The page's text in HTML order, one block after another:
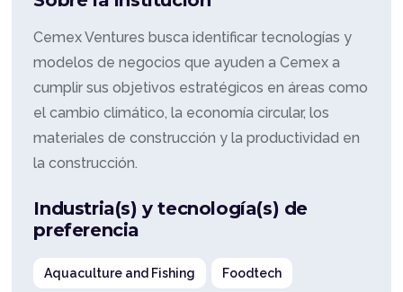
Cemex Ventures busca identificar tecnologías y
modelos de negocios que ayuden a Cemex a
cumplir sus objetivos estratégicos en áreas como
el cambio climático, la economía circular, los
materiales de construcción y la productividad en
la construcción.
Industria(s) y tecnología(s) de
preferencia
Aquaculture and Fishing Foodtech